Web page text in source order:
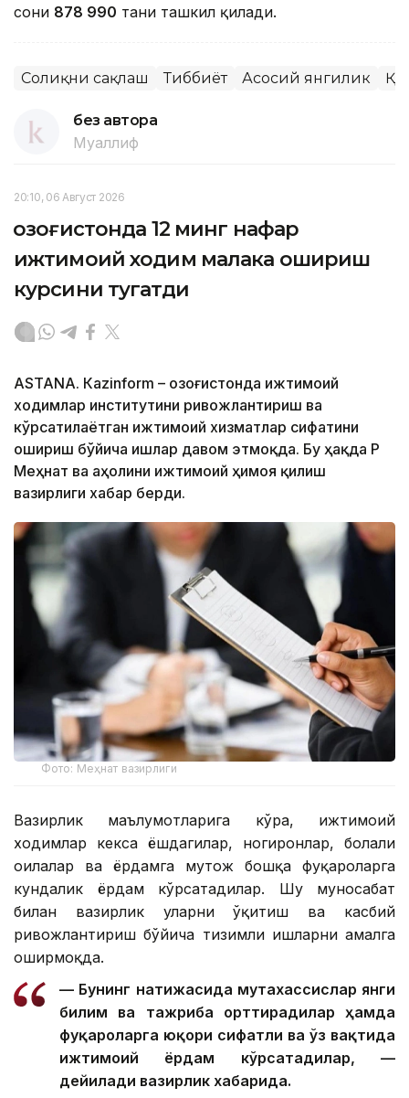
сони 878 990 тани ташкил қилади.
Соғлиқни сақлаш Тиббиёт Асосий янгилик ҚР
без автора
Муаллиф
20:10, 06 Август 2026
Қозоғистонда 12 минг нафар
ижтимоий ходим малака ошириш
курсини тугатди
ASTANА. Кazinform – Қозоғистонда ижтимоий
ходимлар институтини ривожлантириш ва
кўрсатилаётган ижтимоий хизматлар сифатини
ошириш бўйича ишлар давом этмоқда. Бу ҳақда ҚР
Меҳнат ва аҳолини ижтимоий ҳимоя қилиш
вазирлиги хабар берди.
Фото: Меҳнат вазирлиги
Вазирлик маълумотларига кўра, ижтимоий
ходимлар кекса ёшдагилар, ногиронлар, болали
оилалар ва ёрдамга муҳтож бошқа фуқароларга
кундалик ёрдам кўрсатадилар. Шу муносабат
билан вазирлик уларни ўқитиш ва касбий
ривожлантириш бўйича тизимли ишларни амалга
оширмоқда.
— Бунинг натижасида мутахассислар янги
билим ва тажриба орттирадилар ҳамда
фуқароларга юқори сифатли ва ўз вақтида
ижтимоий ёрдам кўрсатадилар, —
дейилади вазирлик хабарида.